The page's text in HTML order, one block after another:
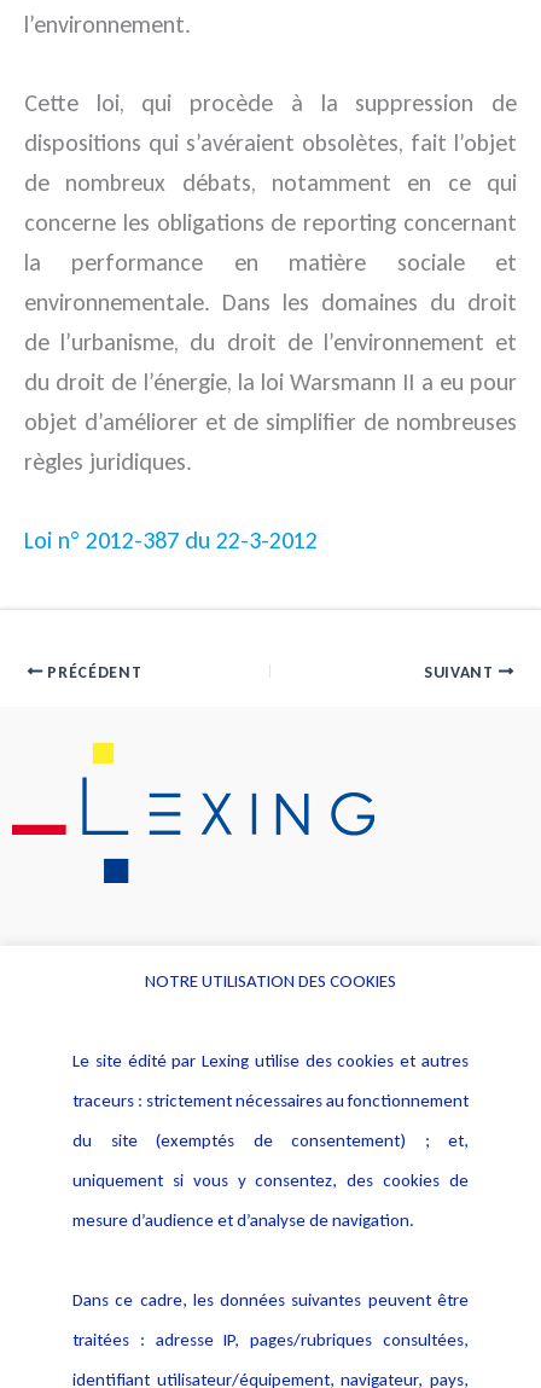
l’environnement.
Cette loi, qui procède à la suppression de
dispositions qui s’avéraient obsolètes, fait l’objet
de nombreux débats, notamment en ce qui
concerne les obligations de reporting concernant
la performance en matière sociale et
environnementale. Dans les domaines du droit
de l’urbanisme, du droit de l’environnement et
du droit de l’énergie, la loi Warsmann II a eu pour
objet d’améliorer et de simplifier de nombreuses
règles juridiques.
Loi n° 2012-387 du 22-3-2012
PRÉCÉDENT SUIVANT
Alerte professionnelle
Déclaration d'accessibilité
Notice Légale
Politique de protection des
données
Publications
NOTRE UTILISATION DES COOKIES
Le site édité par Lexing utilise des cookies et autres
traceurs : strictement nécessaires au fonctionnement
du site (exemptés de consentement) ; et,
uniquement si vous y consentez, des cookies de
mesure d’audience et d’analyse de navigation.
Dans ce cadre, les données suivantes peuvent être
traitées : adresse IP, pages/rubriques consultées,
identifiant utilisateur/équipement, navigateur, pays,